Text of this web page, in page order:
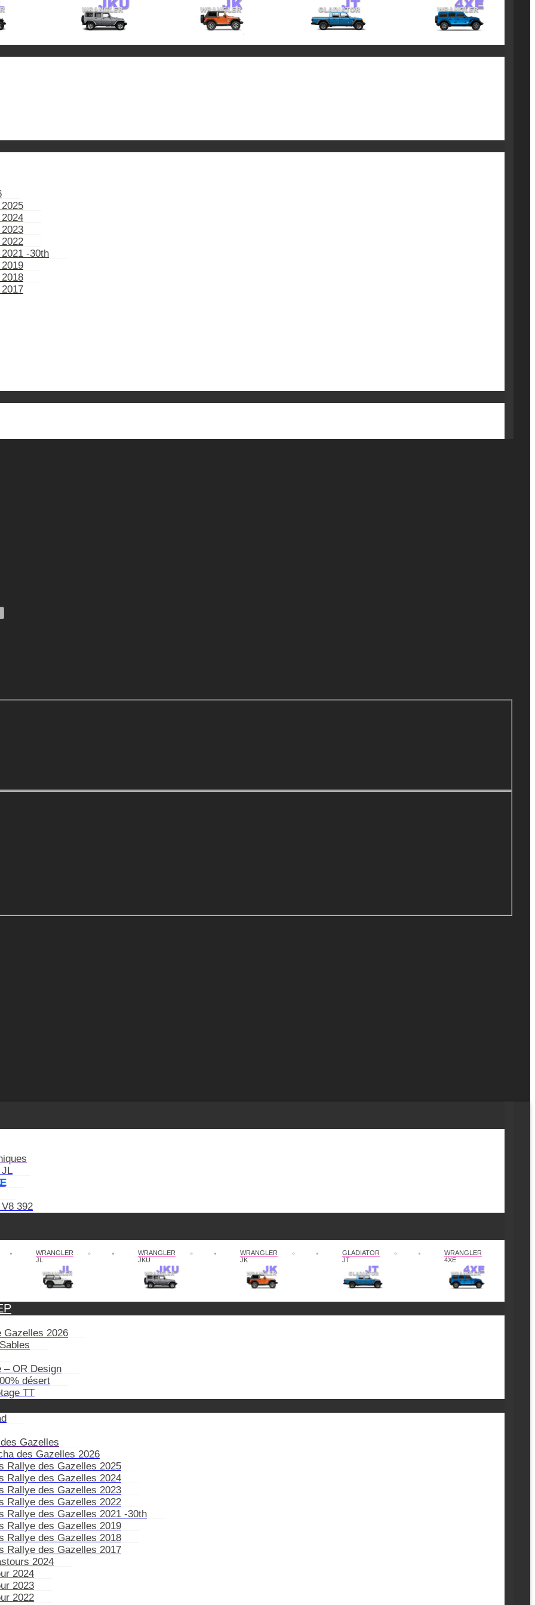
-30th
392
WRANGLER
JL
WRANGLER
JKU
WRANGLER
JK
GLADIATOR
JT
WRANGLER
4XE
Gazelles 2026
– OR Design
désert
TT
Gazelles
des Gazelles 2026
Rallye des Gazelles 2025
Rallye des Gazelles 2024
Rallye des Gazelles 2023
Rallye des Gazelles 2022
Rallye des Gazelles 2021 -30th
Rallye des Gazelles 2019
Rallye des Gazelles 2018
Rallye des Gazelles 2017
2024
2024
2023
2022